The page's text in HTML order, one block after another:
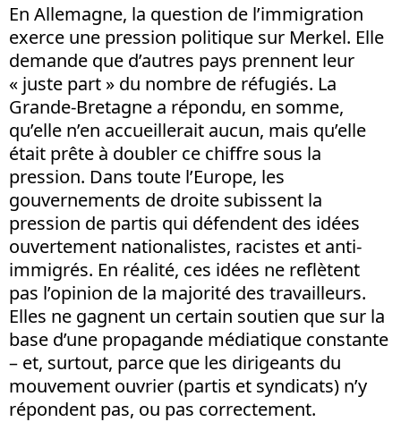
En Allemagne, la question de l’immigration
exerce une pression politique sur Merkel. Elle
demande que d’autres pays prennent leur
« juste part » du nombre de réfugiés. La
Grande-Bretagne a répondu, en somme,
qu’elle n’en accueillerait aucun, mais qu’elle
était prête à doubler ce chiffre sous la
pression. Dans toute l’Europe, les
gouvernements de droite subissent la
pression de partis qui défendent des idées
ouvertement nationalistes, racistes et anti-
immigrés. En réalité, ces idées ne reflètent
pas l’opinion de la majorité des travailleurs.
Elles ne gagnent un certain soutien que sur la
base d’une propagande médiatique constante
– et, surtout, parce que les dirigeants du
mouvement ouvrier (partis et syndicats) n’y
répondent pas, ou pas correctement.